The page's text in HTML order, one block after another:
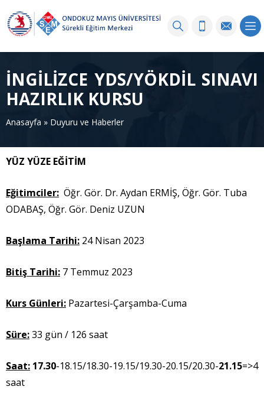
İNGİLİZCE YDS/YÖKDİL SINAVI
HAZIRLIK KURSU
Anasayfa » Duyuru ve Haberler
YÜZ YÜZE EĞİTİM
Eğitimciler: Öğr. Gör. Dr. Aydan ERMİŞ, Öğr. Gör. Tuba
ODABAŞ, Öğr. Gör. Deniz UZUN
Başlama Tarihi: 24 Nisan 2023
Bitiş Tarihi: 7 Temmuz 2023
Kurs Günleri: Pazartesi-Çarşamba-Cuma
Süre:33 gün / 126 saat
Saat: 17.30-18.15/18.30-19.15/19.30-20.15/20.30-21.15=>4
saat